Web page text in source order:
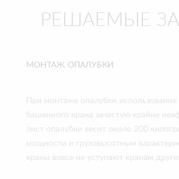
РЕШАЕМЫЕ
МОНТАЖ ОПАЛУБКИ
При монтаже опалубки использование
башенного крана зачастую крайне
лист опалубки весит около 200
мощности и грузовысотным
краны вовсе не уступают кранам